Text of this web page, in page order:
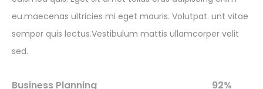
eu.maecenas ultricies mi eget mauris. Volutpat. unt vitae
semper quis lectus.Vestibulum mattis ullamcorper velit
sed.
Business Planning 92%